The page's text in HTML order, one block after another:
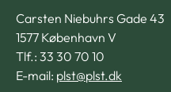
Carsten Niebuhrs Gade 43
1577 København V
Tlf.: 33 30 70 10
E-mail: plst@plst.dk